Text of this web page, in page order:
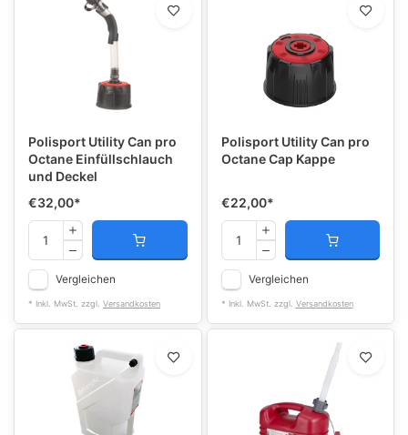
Polisport Utility Can pro
Octane Einfüllschlauch
und Deckel
€32,00*
Vergleichen
* Inkl. MwSt. zzgl. Versandkosten
Polisport Utility Can pro
Octane Cap Kappe
€22,00*
Vergleichen
* Inkl. MwSt. zzgl. Versandkosten